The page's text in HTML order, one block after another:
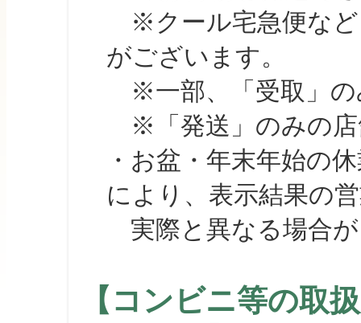
※クール宅急便など
がございます。
※一部、「受取」の
※「発送」のみの店
・お盆・年末年始の
により、表示結果の
実際と異なる場合が
【コンビニ等の取